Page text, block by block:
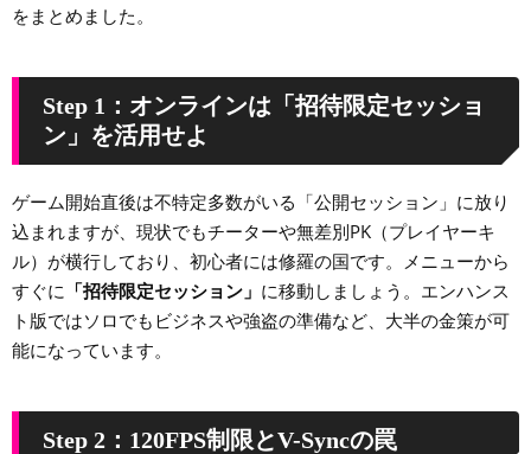
をまとめました。
Step 1：オンラインは「招待限定セッショ
ン」を活用せよ
ゲーム開始直後は不特定多数がいる「公開セッション」に放り
込まれますが、現状でもチーターや無差別PK（プレイヤーキ
ル）が横行しており、初心者には修羅の国です。メニューから
すぐに 「招待限定セッション」 に移動しましょう。エンハンス
ト版ではソロでもビジネスや強盗の準備など、大半の金策が可
能になっています。
Step 2：120FPS制限とV-Syncの罠